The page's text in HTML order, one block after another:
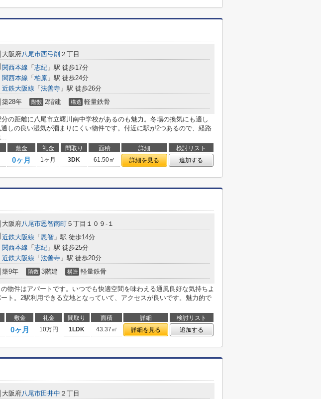
大阪府八尾市西弓削 ２丁目
関西本線 「 志紀 」駅 徒歩17分
関西本線 「 柏原 」駅 徒歩24分
近鉄大阪線 「 法善寺 」駅 徒歩26分
築28年 階数 2階建 構造 軽量鉄骨
分の距離に八尾市立曙川南中学校があるのも魅力。冬場の換気にも適し
しの良い湿気が溜まりにくい物件です。付近に駅が2つあるので、経路
...
敷金 礼金 間取り 面積 詳細
検討リスト
0ヶ月 1ヶ月 3DK 61.50㎡ 詳細を見る 追加する
大阪府八尾市恩智南町 ５丁目１０９-１
近鉄大阪線 「 恩智 」駅 徒歩14分
関西本線 「 志紀 」駅 徒歩25分
近鉄大阪線 「 法善寺 」駅 徒歩20分
築9年 階数 3階建 構造 軽量鉄骨
物件はアパートです。いつでも快適空間を味わえる通風良好な気持ちよ
ト。2駅利用できる立地となっていて、アクセスが良いです。魅力的で
敷金 礼金 間取り 面積 詳細
検討リスト
0ヶ月 10万円 1LDK 43.37㎡ 詳細を見る 追加する
大阪府八尾市田井中 ２丁目